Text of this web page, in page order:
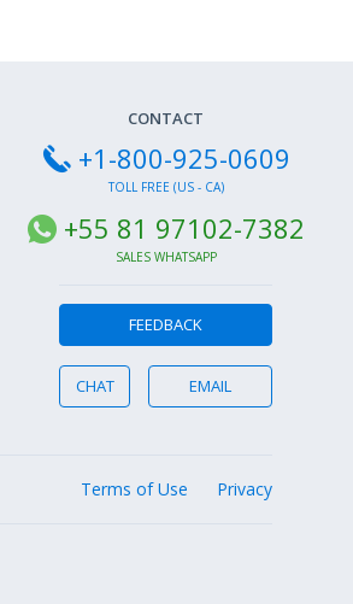
CONTACT
+1-800-925-0609
TOLL FREE (US - CA)
+55 81 97102-7382
SALES WHATSAPP
FEEDBACK
CHAT EMAIL
Terms of Use Privacy